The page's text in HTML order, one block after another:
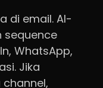
di email. AI-
sequence
WhatsApp,
Jika